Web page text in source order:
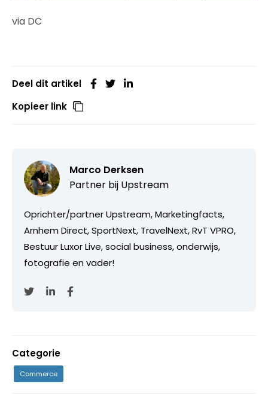
via DC
Deel dit artikel
Kopieer link
Marco Derksen
Partner bij Upstream
Oprichter/partner Upstream, Marketingfacts,
Arnhem Direct, SportNext, TravelNext, RvT VPRO,
Bestuur Luxor Live, social business, onderwijs,
fotografie en vader!
Categorie
Commerce